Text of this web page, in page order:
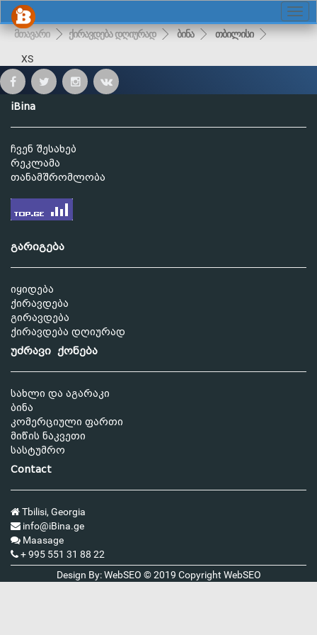
მთავარი ქირავდება დღიურად ბინა თბილისი
XS
iBina
ჩვენ შესახებ
რეკლამა
თანამშრომლობა
გარიგება
იყიდება
ქირავდება
გირავდება
ქირავდება დღიურად
უძრავი ქონება
სახლი და აგარაკი
ბინა
კომერციული ფართი
მიწის ნაკვეთი
სასტუმრო
Contact
Tbilisi, Georgia
info@iBina.ge
Maasage
+ 995 551 31 88 22
Design By: WebSEO © 2019 Copyright WebSEO